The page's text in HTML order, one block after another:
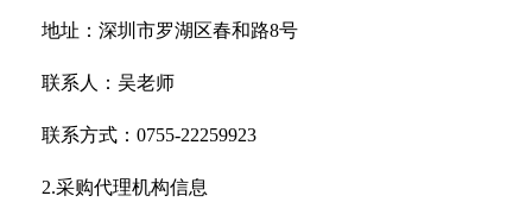
地址：深圳市罗湖区春和路8号
联系人：吴老师
联系方式：0755-22259923
2.采购代理机构信息